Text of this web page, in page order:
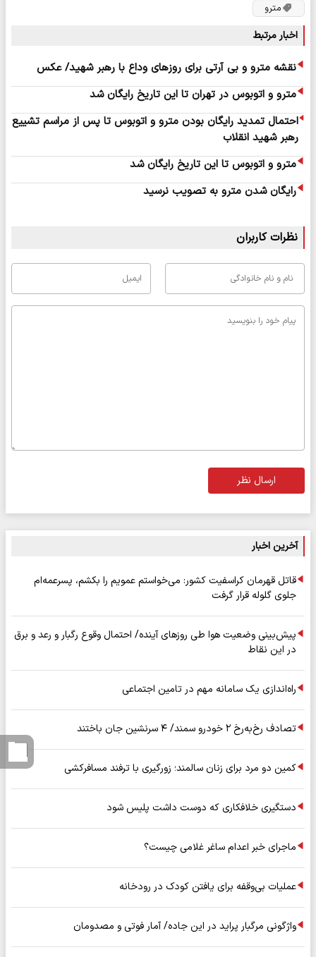
مترو
اخبار مرتبط
نقشه مترو و بی آرتی برای روزهای وداع با رهبر شهید/ عکس
مترو و اتوبوس در تهران تا این تاریخ رایگان شد
احتمال تمدید رایگان بودن مترو و اتوبوس تا پس از مراسم تشییع
رهبر شهید انقلاب
مترو و اتوبوس تا این تاریخ رایگان شد
رایگان شدن مترو به تصویب نرسید
نظرات کاربران
ارسال نظر
آخرین اخبار
قاتل قهرمان کراسفیت کشور: می‌خواستم عمویم را بکشم، پسرعمه‌ام
جلوی گلوله قرار گرفت
پیش‌بینی وضعیت هوا طی روزهای آینده/ احتمال وقوع رگبار و رعد و برق
در این نقاط
راه‌اندازی یک سامانه مهم در تامین اجتماعی
تصادف رخ‌به‌رخ ۲ خودرو سمند/ ۴ سرنشین جان باختند
کمین دو مرد برای زنان سالمند؛ زورگیری با ترفند مسافرکشی
دستگیری خلافکاری که دوست داشت پلیس شود
ماجرای خبر اعدام ساغر غلامی چیست؟
عملیات بی‌وقفه برای یافتن کودک در رودخانه
واژگونی مرگبار پراید در این جاده/ آمار فوتی و مصدومان